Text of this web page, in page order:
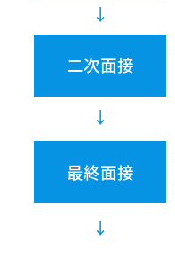
↓
二次面接
↓
最終面接
↓